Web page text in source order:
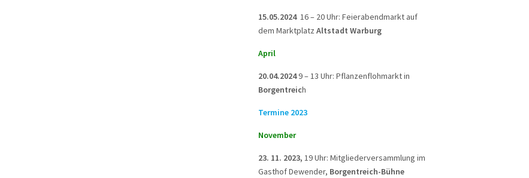
15.05.2024 16 – 20 Uhr: Feierabendmarkt auf
dem Marktplatz Altstadt Warburg
April
20.04.20249 – 13 Uhr: Pflanzenflohmarkt in
Borgentreich
Termine 2023
November
23. 11. 2023, 19 Uhr: Mitgliederversammlung im
Gasthof Dewender, Borgentreich-Bühne